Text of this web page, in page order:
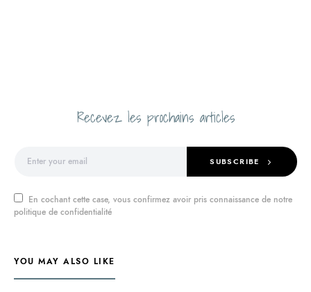
Recevez les prochains articles
SUBSCRIBE
En cochant cette case, vous confirmez avoir pris connaissance de notre
politique de confidentialité
YOU MAY ALSO LIKE